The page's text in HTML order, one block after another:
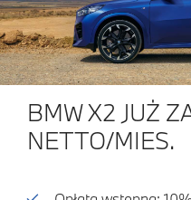
BMW X2 JUŻ
NETTO/MIES.